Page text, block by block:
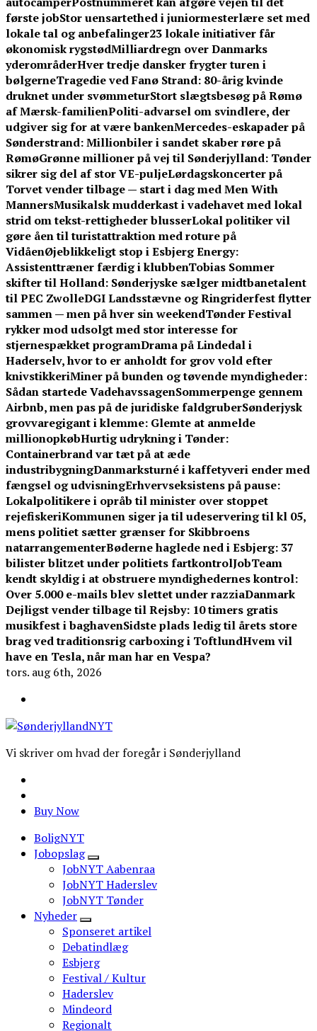
første jobStor uensartethed i juniormesterlære set med
lokale tal og anbefalinger23 lokale initiativer får
økonomisk rygstødMilliardregn over Danmarks
yderområderHver tredje dansker frygter turen i
bølgerneTragedie ved Fanø Strand: 80-årig kvinde
druknet under svømmeturStort slægtsbesøg på Rømø
af Mærsk-familienPoliti-advarsel om svindlere, der
udgiver sig for at være bankenMercedes-eskapader på
Sønderstrand: Millionbiler i sandet skaber røre på
RømøGrønne millioner på vej til Sønderjylland: Tønder
sikrer sig del af stor VE-puljeLørdagskoncerter på
Torvet vender tilbage — start i dag med Men With
MannersMusikalsk mudderkast i vadehavet med lokal
strid om tekst-rettigheder blusserLokal politiker vil
gøre åen til turistattraktion med roture på
VidåenØjeblikkeligt stop i Esbjerg Energy:
Assistenttræner færdig i klubbenTobias Sommer
skifter til Holland: Sønderjyske sælger midtbanetalent
til PEC ZwolleDGI Landsstævne og Ringriderfest flytter
sammen — men på hver sin weekendTønder Festival
rykker mod udsolgt med stor interesse for
stjernespækket programDrama på Lindedal i
Haderselv, hvor to er anholdt for grov vold efter
knivstikkeriMiner på bunden og tøvende myndigheder:
Sådan startede VadehavssagenSommerpenge gennem
Airbnb, men pas på de juridiske faldgruberSønderjysk
grovvaregigant i klemme: Glemte at anmelde
millionopkøbHurtig udrykning i Tønder:
Containerbrand var tæt på at æde
industribygningDanmarksturné i kaffetyveri ender med
fængsel og udvisningErhvervseksistens på pause:
Lokalpolitikere i opråb til minister over stoppet
rejefiskeriKommunen siger ja til udeservering til kl 05,
mens politiet sætter grænser for Skibbroens
natarrangementerBøderne haglede ned i Esbjerg: 37
bilister blitzet under politiets fartkontrolJobTeam
kendt skyldig i at obstruere myndighedernes kontrol:
Over 5.000 e-mails blev slettet under razziaDanmark
Dejligst vender tilbage til Rejsby: 10 timers gratis
musikfest i baghavenSidste plads ledig til årets store
brag ved traditionsrig carboxing i ToftlundHvem vil
have en Tesla, når man har en Vespa?
tors. aug 6th, 2026
Vi skriver om hvad der foregår i Sønderjylland
Buy Now
BoligNYT
Jobopslag
JobNYT Aabenraa
JobNYT Haderslev
JobNYT Tønder
Nyheder
Sponseret artikel
Debatindlæg
Esbjerg
Festival / Kultur
Haderslev
Mindeord
Regionalt